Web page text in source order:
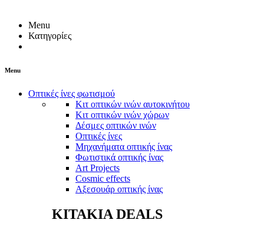
Menu
Κατηγορίες
Menu
Οπτικές ίνες φωτισμού
Κιτ οπτικών ινών αυτοκινήτου
Κιτ οπτικών ινών χώρων
Δέσμες οπτικών ινών
Οπτικές ίνες
Μηχανήματα οπτικής ίνας
Φωτιστικά οπτικής ίνας
Art Projects
Cosmic effects
Αξεσουάρ οπτικής ίνας
ΚΙΤΑΚΙΑ DEALS